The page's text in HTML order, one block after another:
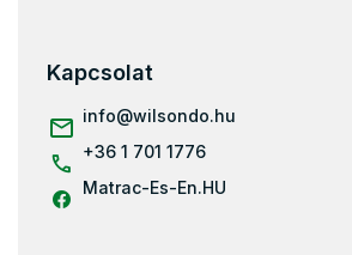
Kapcsolat
info@wilsondo.hu
+36 1 701 1776
Matrac-Es-En.HU